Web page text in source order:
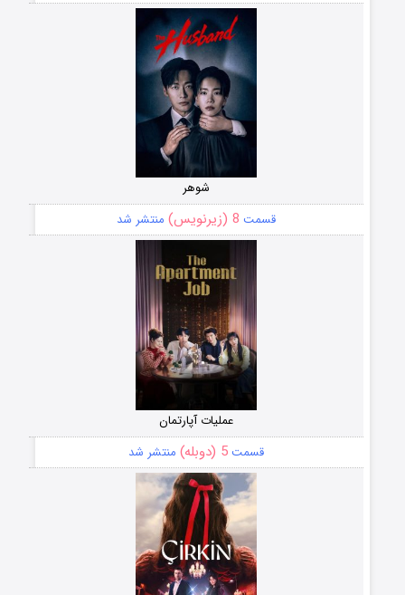
شوهر
قسمت 8 (زیرنویس) منتشر شد
عملیات آپارتمان
قسمت5 (دوبله) منتشر شد